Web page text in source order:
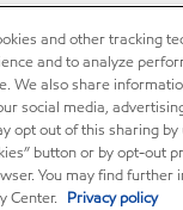
and other tracking
and to analyze
We also share
social media,
opt out of this sharing by
button or by opt-out
You may find further
Center. Privacy policy